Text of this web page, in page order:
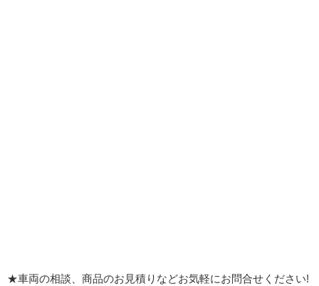
★車両の相談、商品のお見積りなどお気軽にお問合せください!